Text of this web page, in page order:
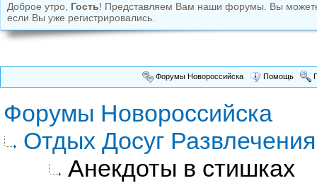
Доброе утро, Гость! Представляем Вам наши форумы. Вы
если Вы уже регистрировались.
Форумы Новороссийска Помощь
Форумы Новороссийска
Отдых Досуг Развлечения
Анекдоты в стишках